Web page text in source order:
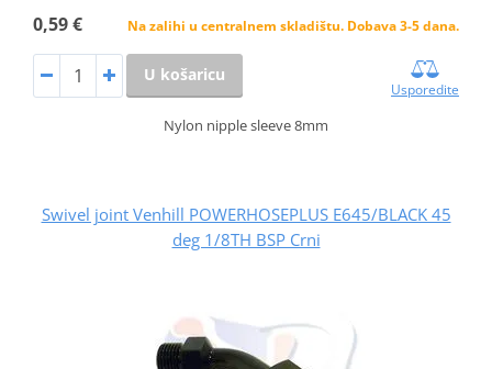
0,59 € Na zalihi u centralnem skladištu. Dobava 3-5 dana.
U košaricu
Usporedite
Nylon nipple sleeve 8mm
Swivel joint Venhill POWERHOSEPLUS E645/BLACK 45
deg 1/8TH BSP Crni